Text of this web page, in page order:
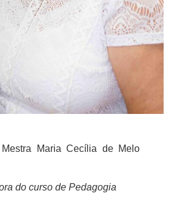
Mestra Maria Cecília de Melo
do curso de Pedagogia